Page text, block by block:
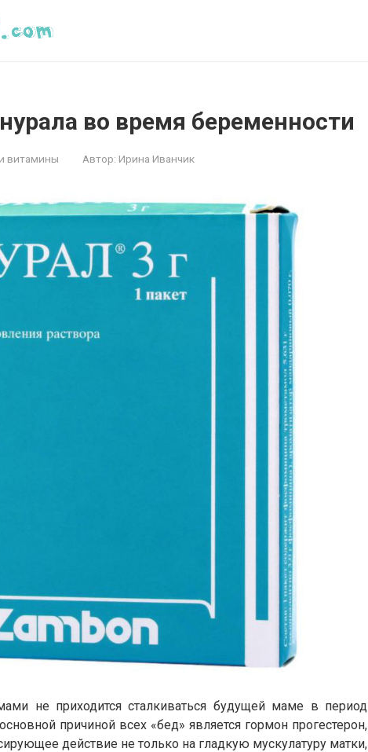
во время беременности
витамины Автор: Ирина Иванчик
не приходится сталкиваться будущей маме в период
причиной всех «бед» является гормон прогестерон,
действие не только на гладкую мускулатуру матки,